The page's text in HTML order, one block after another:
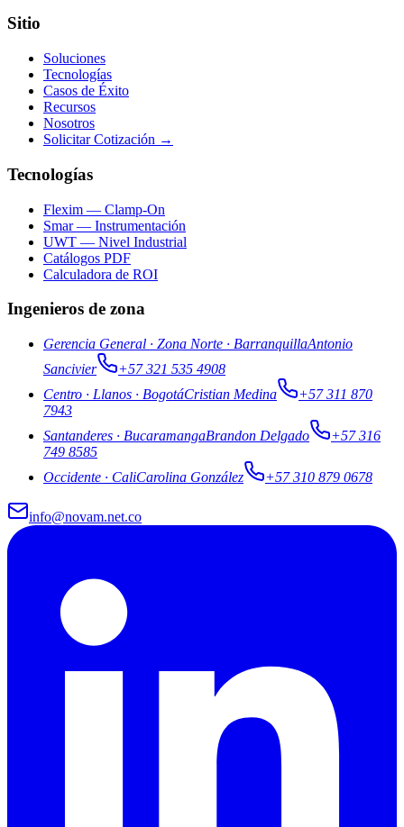
Sitio
Soluciones
Tecnologías
Casos de Éxito
Recursos
Nosotros
Solicitar Cotización →
Tecnologías
Flexim — Clamp-On
Smar — Instrumentación
UWT — Nivel Industrial
Catálogos PDF
Calculadora de ROI
Ingenieros de zona
Gerencia General · Zona Norte · BarranquillaAntonio
Sancivier
+57 321 535 4908
Centro · Llanos · BogotáCristian Medina
+57 311 870
7943
Santanderes · BucaramangaBrandon Delgado
+57 316
749 8585
Occidente · CaliCarolina González +57 310 879 0678
info@novam.net.co